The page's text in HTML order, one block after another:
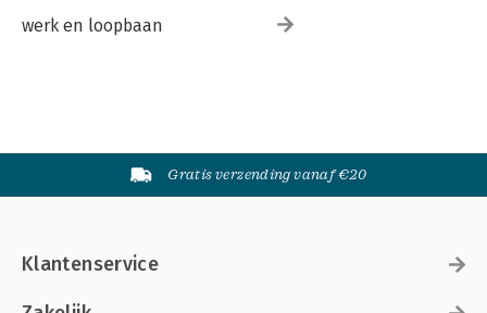
werk en loopbaan
Gratis verzending vanaf €20
Klantenservice